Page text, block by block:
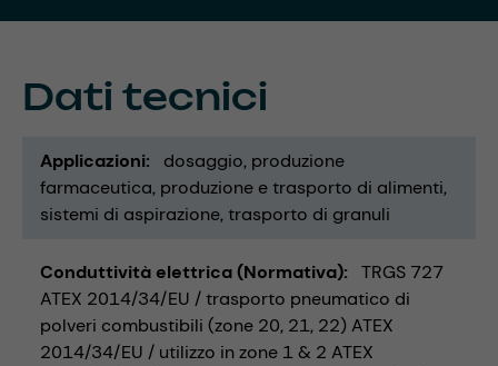
Dati tecnici
Applicazioni dosaggio produzione
farmaceutica produzione e trasporto di alimenti
sistemi di aspirazione trasporto di granuli
Conduttività elettrica (Normativa)
TRGS 727
ATEX 2014/34/EU / trasporto pneumatico di
polveri combustibili (zone 20, 21, 22) ATEX
2014/34/EU / utilizzo in zone 1 & 2 ATEX